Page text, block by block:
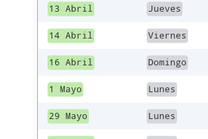
13 Abril Jueves
14 Abril Viernes
16 Abril Domingo
1 Mayo Lunes
29 Mayo Lunes